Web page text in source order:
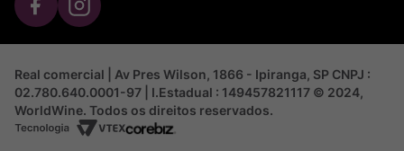
Real comercial | Av Pres Wilson, 1866 - Ipiranga, SP CNPJ :
02.780.640.0001-97 | I.Estadual : 149457821117 © 2024,
WorldWine. Todos os direitos reservados.